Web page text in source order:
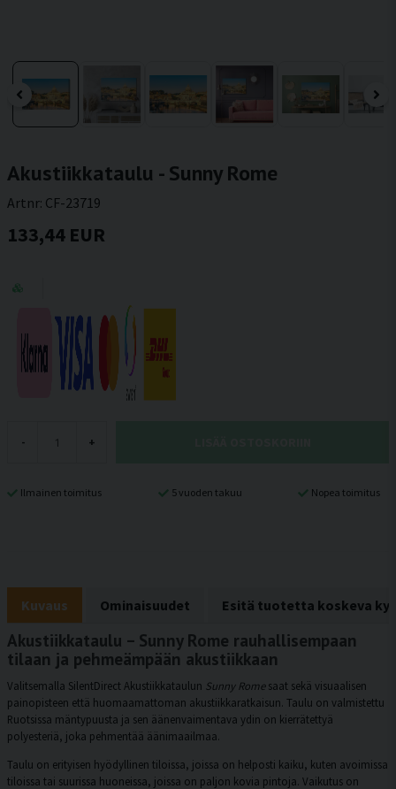
Akustiikkataulu - Sunny Rome
Artnr: CF-23719
133,44 EUR
- +
Ilmainen toimitus 5 vuoden takuu Nopea toimitus
Kuvaus Ominaisuudet Esitä tuotetta koskeva
Akustiikkataulu – Sunny Rome rauhallisempaan
tilaan ja pehmeämpään akustiikkaan
Valitsemalla SilentDirect Akustiikkataulun Sunny Romesaat sekä visuaalisen
painopisteen että huomaamattoman akustiikkaratkaisun. Taulu on valmistettu
Ruotsissa mäntypuusta ja sen äänenvaimentava ydin on kierrätettyä
polyesteriä, joka pehmentää äänimaailmaa.
Taulu on erityisen hyödyllinen tiloissa, joissa on helposti kaiku, kuten avoimissa
tiloissa tai suurissa huoneissa, joissa on paljon kovia pintoja. Vaikutus on